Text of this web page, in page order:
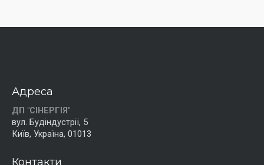
Адреса
ДП "СІНЕРГІЯ"
вул. Будіндустрії, 5
Київ, Україна, 01013
Контакти